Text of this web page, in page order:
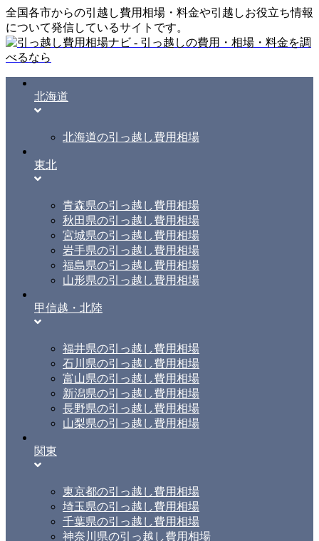
全国各市からの引越し費用相場・料金や引越しお役立ち情報
について発信しているサイトです。
北海道
北海道の引っ越し費用相場
東北
青森県の引っ越し費用相場
秋田県の引っ越し費用相場
宮城県の引っ越し費用相場
岩手県の引っ越し費用相場
福島県の引っ越し費用相場
山形県の引っ越し費用相場
甲信越・北陸
福井県の引っ越し費用相場
石川県の引っ越し費用相場
富山県の引っ越し費用相場
新潟県の引っ越し費用相場
長野県の引っ越し費用相場
山梨県の引っ越し費用相場
関東
東京都の引っ越し費用相場
埼玉県の引っ越し費用相場
千葉県の引っ越し費用相場
神奈川県の引っ越し費用相場